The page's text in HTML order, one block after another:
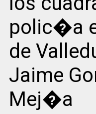
polic�a
de
Jaime
Mej�a